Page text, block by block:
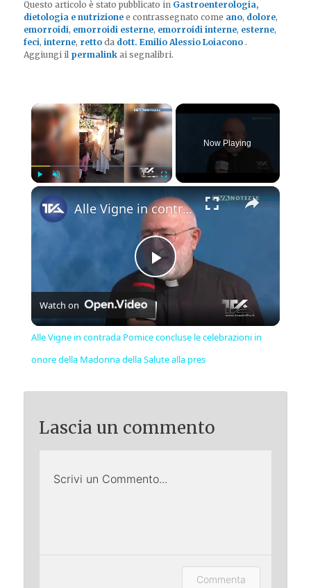
Questo articolo è stato pubblicato in Gastroenterologia,
dietologia e nutrizione e contrassegnato come ano, dolore,
emorroidi, emorroidi esterne, emorroidi interne, esterne,
feci,interne, retto da dott. Emilio Alessio Loiacono .
Aggiungi il permalink ai segnalibri.
×
Now Playing
×
Play
Video
Alle Vigne in contrada Pomice concluse le celebrazioni in onore della Madonna della Salute alla pres
Watch on
Alle Vigne in contrada Pomice concluse le celebrazioni in
onore della Madonna della Salute alla pres
Lascia un commento
Scrivi un Commento...
Lascia un commento (accesso
Commenta